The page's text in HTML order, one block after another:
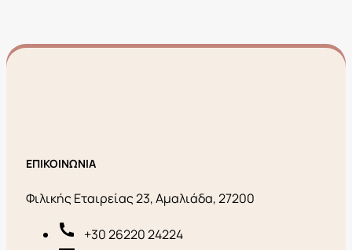
ΕΠΙΚΟΙΝΩΝΙΑ
Φιλικής Εταιρείας 23, Αμαλιάδα, 27200
+30 26220 24224